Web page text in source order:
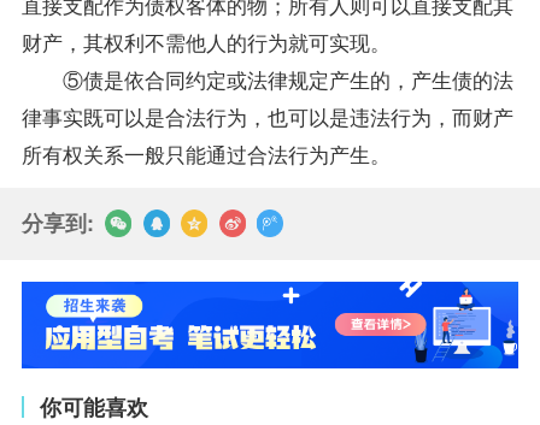
财产，其权利不需他人的行为就可实现。
⑤债是依合同约定或法律规定产生的，产生债的法
律事实既可以是合法行为，也可以是违法行为，而财产
所有权关系一般只能通过合法行为产生。
分享到:
你可能喜欢